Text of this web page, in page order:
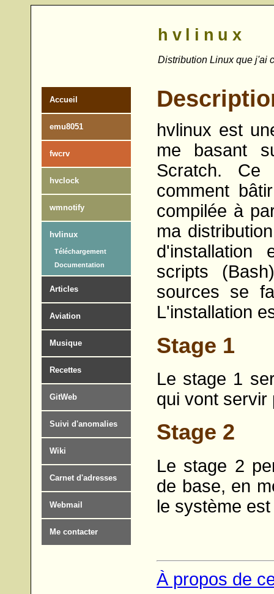
hvlinux
Distribution Linux que j'ai
Accueil
emu8051
fwcrv
hvclock
wmnotify
hvlinux
Téléchargement
Documentation
Articles
Aviation
Musique
Recettes
GitWeb
Suivi d'anomalies
Wiki
Carnet d'adresses
Webmail
Me contacter
hvlinux est
me basant
Scratch. Ce
comment
compilée à
ma
d'installation
scripts
sources se
L'installation
Stage 1
Le stage 1
qui vont servir
Stage 2
Le stage 2
de base, en
le système
À propos de